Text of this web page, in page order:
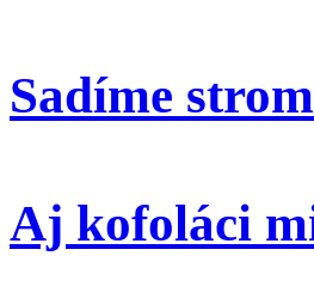
Sadíme
Aj kofoláci